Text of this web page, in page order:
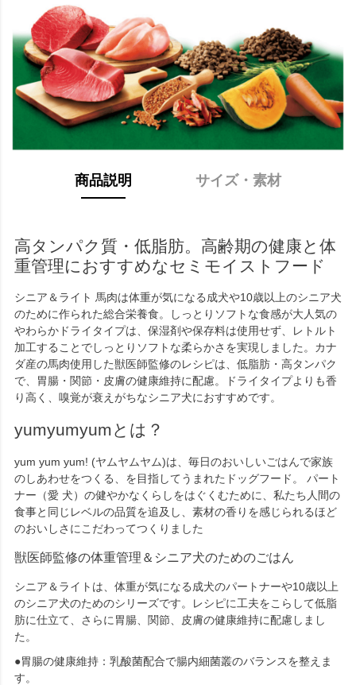
商品説明 サイズ・素材
高タンパク質・低脂肪。高齢期の健康と体
重管理におすすめなセミモイストフード
シニア＆ライト 馬肉は体重が気になる成犬や10歳以上のシニア犬
のために作られた総合栄養食。しっとりソフトな食感が大人気の
やわらかドライタイプは、保湿剤や保存料は使用せず、レトルト
加工することでしっとりソフトな柔らかさを実現しました。カナ
ダ産の馬肉使用した獣医師監修のレシピは、低脂肪・高タンパク
で、胃腸・関節・皮膚の健康維持に配慮。ドライタイプよりも香
り高く、嗅覚が衰えがちなシニア犬におすすめです。
yumyumyumとは？
yum yum yum! (ヤムヤムヤム)は、毎日のおいしいごはんで家族
のしあわせをつくる、を目指してうまれたドッグフード。 パート
ナー（愛 犬）の健やかなくらしをはぐくむために、私たち人間の
食事と同じレベルの品質を追及し、素材の香りを感じられるほど
のおいしさにこだわってつくりました
獣医師監修の体重管理＆シニア犬のためのごはん
シニア＆ライトは、体重が気になる成犬のパートナーや10歳以上
のシニア犬のためのシリーズです。レシピに工夫をこらして低脂
肪に仕立て、さらに胃腸、関節、皮膚の健康維持に配慮しまし
た。
●胃腸の健康維持：乳酸菌配合で腸内細菌叢のバランスを整えま
す。